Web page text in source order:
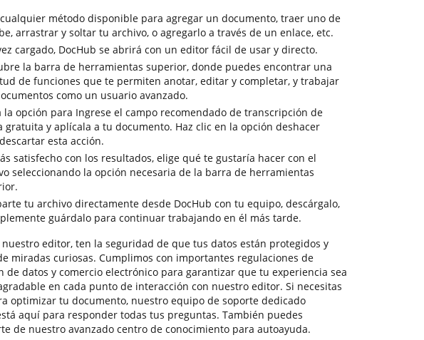
método disponible para agregar un documento, traer uno de
arrastrar y soltar tu archivo, o agregarlo a través de un enlace, etc.
cargado, DocHub se abrirá con un editor fácil de usar y directo.
la barra de herramientas superior, donde puedes encontrar una
de funciones que te permiten anotar, editar y completar, y trabajar
como un usuario avanzado.
la opción para Ingrese el campo recomendado de transcripción de
gratuita y aplícala a tu documento. Haz clic en la opción deshacer
esta acción.
satisfecho con los resultados, elige qué te gustaría hacer con el
seleccionando la opción necesaria de la barra de herramientas
tu archivo directamente desde DocHub con tu equipo, descárgalo,
guárdalo para continuar trabajando en él más tarde.
editor, ten la seguridad de que tus datos están protegidos y
miradas curiosas. Cumplimos con importantes regulaciones de
de datos y comercio electrónico para garantizar que tu experiencia sea
en cada punto de interacción con nuestro editor. Si necesitas
optimizar tu documento, nuestro equipo de soporte dedicado
aquí para responder todas tus preguntas. También puedes
de nuestro avanzado centro de conocimiento para autoayuda.